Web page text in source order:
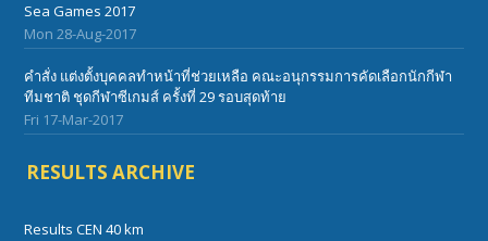
Sea Games 2017
Mon 28-Aug-2017
คำสั่ง แต่งตั้งบุคคลทำหน้าที่ช่วยเหลือ คณะอนุกรรมการคัดเลือกนักกีฬา
ทีมชาติ ชุดกีฬาซีเกมส์ ครั้งที่ 29 รอบสุดท้าย
Fri 17-Mar-2017
RESULTS ARCHIVE
Results CEN 40 km